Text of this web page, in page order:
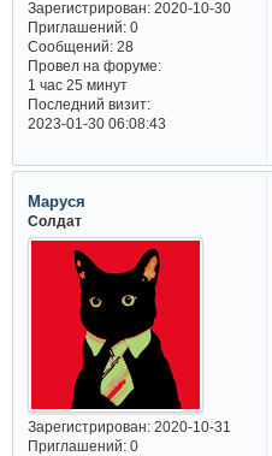
Зарегистрирован: 2020-10-30
Приглашений:0
Сообщений:28
Провел на форуме:
1 час 25 минут
Последний визит:
2023-01-30 06:08:43
Маруся
Солдат
Зарегистрирован: 2020-10-31
Приглашений:0